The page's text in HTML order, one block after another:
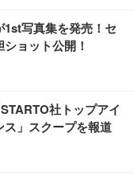
1st写真集を発売！セ
ョット公開！
社トップアイ
ス」スクープを報道